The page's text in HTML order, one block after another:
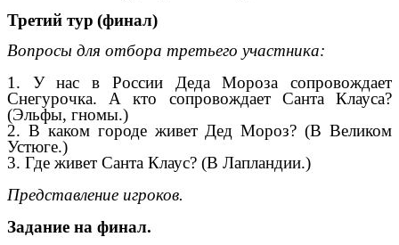
Третий тур (финал)
Вопросы для отбора третьего участника:
1. У нас в России Деда Мороза сопровождает
Снегурочка. А кто сопровождает Санта Клауса?
(Эльфы, гномы.)
2. В каком городе живет Дед Мороз? (В Великом
Устюге.)
3. Где живет Санта Клаус? (В Лапландии.)
Представление игроков.
Задание на финал.